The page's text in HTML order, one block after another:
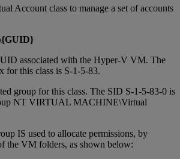
Account class to manage a set of accounts
associated with the Hyper-V VM. The
this class is S-1-5-83.
group for this class. The SID S-1-5-83-0 is
NT VIRTUAL MACHINE\Virtual
IS used to allocate permissions, by
the VM folders, as shown below: